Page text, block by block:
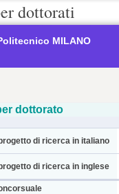
dottorati
MILANO
dottorato
di ricerca in italiano
di ricerca in inglese